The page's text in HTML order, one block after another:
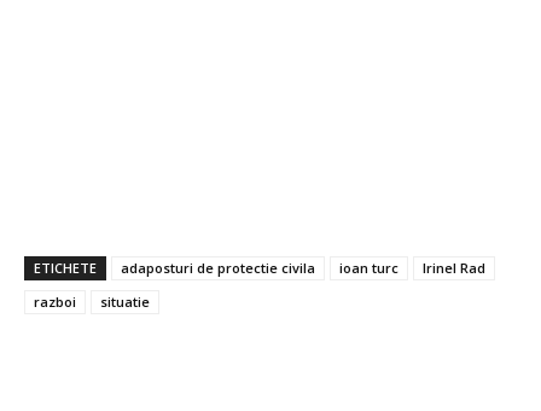
ETICHETE adaposturi de protectie civila ioan turc
Irinel Rad
razboi
situatie